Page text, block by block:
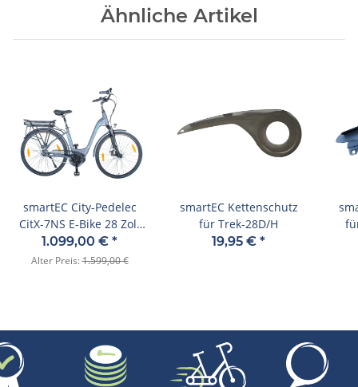
Ähnliche Artikel
smartEC City-Pedelec
CitX-7NS E-Bike 28 Zoll
Rücktrittbremse
Ausstellungsstück
1.099,00 € *
Alter Preis:1.599,00 €
smartEC Kettenschutz
für Trek-28D/H
19,95 € *